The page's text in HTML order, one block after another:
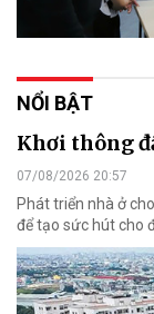
NỔI BẬT
Khơi thông
07/08/2026 20:57
Phát triển nhà ở
để tạo sức hút cho